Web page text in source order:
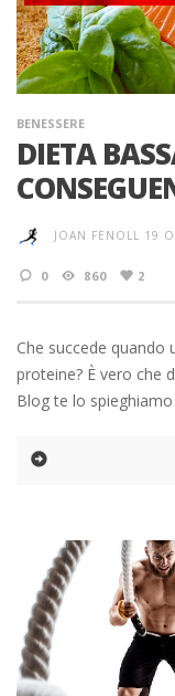
BENESSERE
DIETA
JOAN FENOLL 19
0 860 2
Che succede quando
proteine? È vero che
Blog te lo